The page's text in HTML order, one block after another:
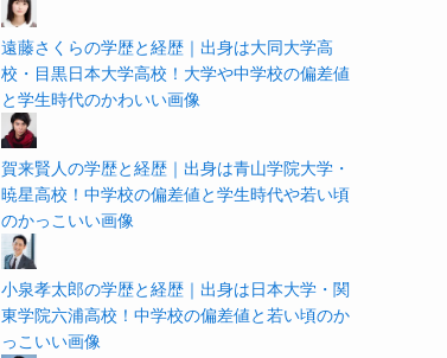
遠藤さくらの学歴と経歴｜出身は大同大学高
校・目黒日本大学高校！大学や中学校の偏差値
と学生時代のかわいい画像
賀来賢人の学歴と経歴｜出身は青山学院大学・
暁星高校！中学校の偏差値と学生時代や若い頃
のかっこいい画像
小泉孝太郎の学歴と経歴｜出身は日本大学・関
東学院六浦高校！中学校の偏差値と若い頃のか
っこいい画像